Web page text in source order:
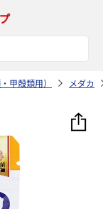
甲殻類用） メダカ